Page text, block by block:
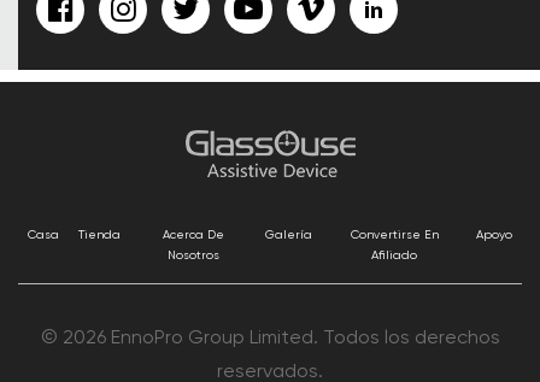
Casa Tienda
Acerca De
Nosotros
Galería
Convertirse En
Afiliado
Apoyo
© 2026 EnnoPro Group Limited. Todos los derechos
reservados.